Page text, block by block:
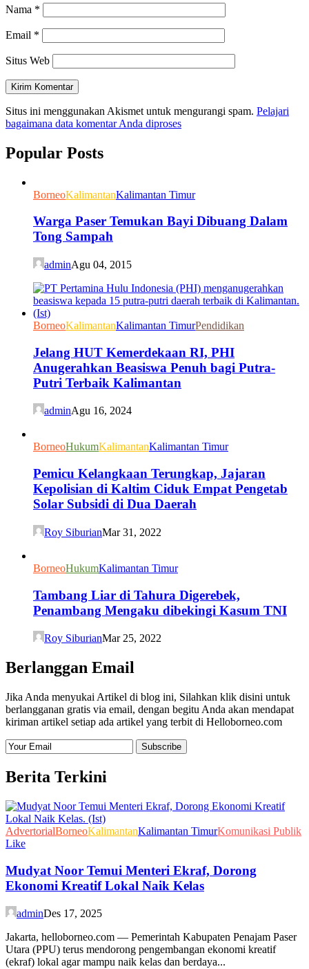
Nama *
Email *
Situs Web
Situs ini menggunakan Akismet untuk mengurangi spam. Pelajari
bagaimana data komentar Anda diproses
Popular Posts
BorneoKalimantanKalimantan Timur
Warga Paser Temukan Bayi Dibuang Dalam
Tong Sampah
adminAgu 04, 2015
BorneoKalimantanKalimantan TimurPendidikan
Jelang HUT Kemerdekaan RI, PHI
Anugerahkan Beasiswa Penuh bagi Putra-
Putri Terbaik Kalimantan
adminAgu 16, 2024
BorneoHukumKalimantanKalimantan Timur
Pemicu Kelangkaan Terungkap, Jajaran
Kepolisian di Kaltim Ciduk Empat Pengetab
Solar Subsidi di Dua Daerah
Roy SiburianMar 31, 2022
BorneoHukumKalimantan Timur
Tambang Liar di Tahura Digerebek,
Penambang Mengaku dibekingi Kasum TNI
Roy SiburianMar 25, 2022
Berlanggan Email
Jika Anda menyukai Artikel di blog ini, Silahkan klik disini untuk
berlangganan gratis via email, dengan begitu Anda akan mendapat
kiriman artikel setiap ada artikel yang terbit di Helloborneo.com
Berita Terkini
AdvertorialBorneoKalimantanKalimantan TimurKomunikasi Publik
Like
Mudyat Noor Temui Menteri Ekraf, Dorong
Ekonomi Kreatif Lokal Naik Kelas
adminDes 17, 2025
Jakarta, helloborneo.com — Pemerintah Kabupaten Penajam Paser
Utara (PPU) terus mendorong pengembangan ekonomi kreatif
(ekraf) lokal agar mampu naik kelas dan berdaya...